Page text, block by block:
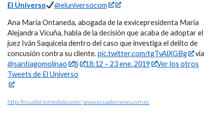
El Universo @eluniversocom
Ana María Ontaneda, abogada de la exvicepresidenta María
Alejandra Vicuña, habla de la decisión que acaba de adoptar el
juez Iván Saquicela dentro del caso que investiga el delito de
concusión contra su cliente.pic.twitter.com/tgTvAlXGBg
vía
@santiagomolinao
8 18:12 – 23 ene. 2019
Ver los otros
Tweets de El Universo
http://ecuadorinmediato.com/www.ecuadornews.com.ec